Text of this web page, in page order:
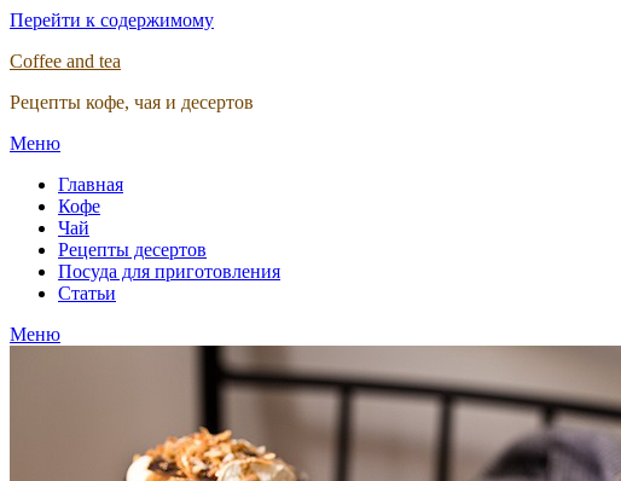
Перейти к содержимому
Coffee and tea
Рецепты кофе, чая и десертов
Меню
Главная
Кофе
Чай
Рецепты десертов
Посуда для приготовления
Статьи
Меню